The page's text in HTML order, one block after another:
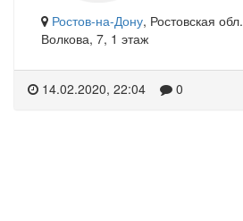
Ростов-на-Дону, Ростовская обл.
Волкова, 7, 1 этаж
14.02.2020, 22:04 0